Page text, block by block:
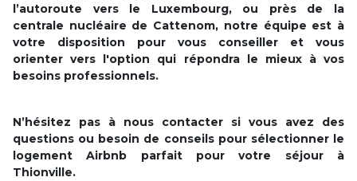
l’autoroute vers le Luxembourg, ou près de la
centrale nucléaire de Cattenom, notre équipe est à
votre disposition pour vous conseiller et vous
orienter vers l'option qui répondra le mieux à vos
besoins professionnels.
N’hésitez pas à nous contacter si vous avez des
questions ou besoin de conseils pour sélectionner le
logement Airbnb parfait pour votre séjour à
Thionville.